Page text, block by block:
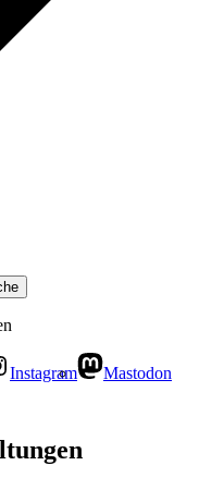
Instagram
Mastodon